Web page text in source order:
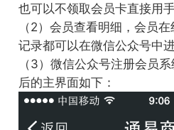
也可以不领取会员卡直接用
（2）会员查看明细，会员
记录都可以在微信公众号中
（3）微信公众号注册会员
后的主界面如下：